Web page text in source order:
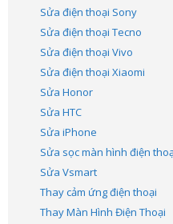
Sửa điện thoại Sony
Sửa điện thoại Tecno
Sửa điện thoại Vivo
Sửa điện thoại Xiaomi
Sửa Honor
Sửa HTC
Sửa iPhone
Sửa sọc màn hình điện
Sửa Vsmart
Thay cảm ứng điện thoại
Thay Màn Hình Điện Thoại